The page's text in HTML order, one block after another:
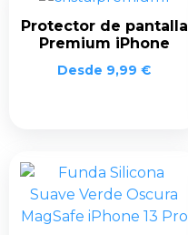
Protector de pantalla
Premium iPhone
Desde 9,99 €